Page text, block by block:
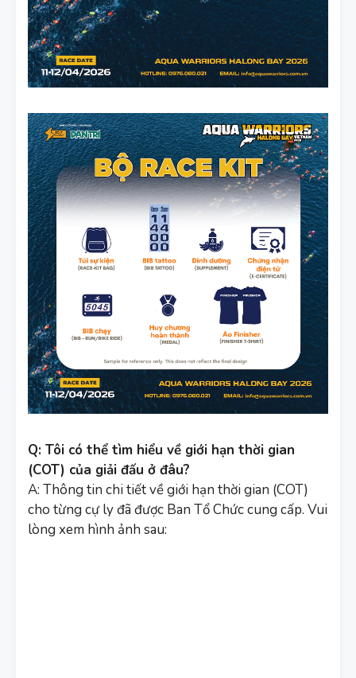
Q: Tôi có thể tìm hiểu về giới hạn thời gian
(COT) của giải đấu ở đâu?
A: Thông tin chi tiết về giới hạn thời gian (COT)
cho từng cự ly đã được Ban Tổ Chức cung cấp. Vui
lòng xem hình ảnh sau: